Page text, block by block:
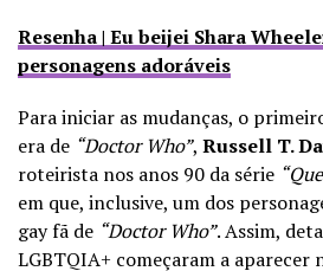
Resenha | Eu beijei Shara
personagens adoráveis
Para iniciar as mudanças, o
era de “Doctor Who”, Russell T.
roteirista nos anos 90 da série
em que, inclusive, um dos
gay fã de “Doctor Who”. Assim,
LGBTQIA+ começaram a aparecer